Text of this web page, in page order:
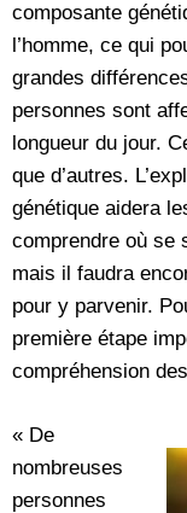
composante
l’homme, ce qui
grandes
personnes sont
longueur du jour.
que d’autres.
génétique aidera
comprendre où se
mais il faudra
pour y parvenir.
première étape
compréhension
« De
nombreuses
personnes